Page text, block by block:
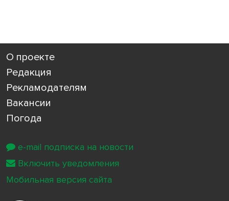
О проекте
Редакция
Рекламодателям
Вакансии
Погода
e-mail подписка на новости
Включить уведомления
Мобильная версия сайта